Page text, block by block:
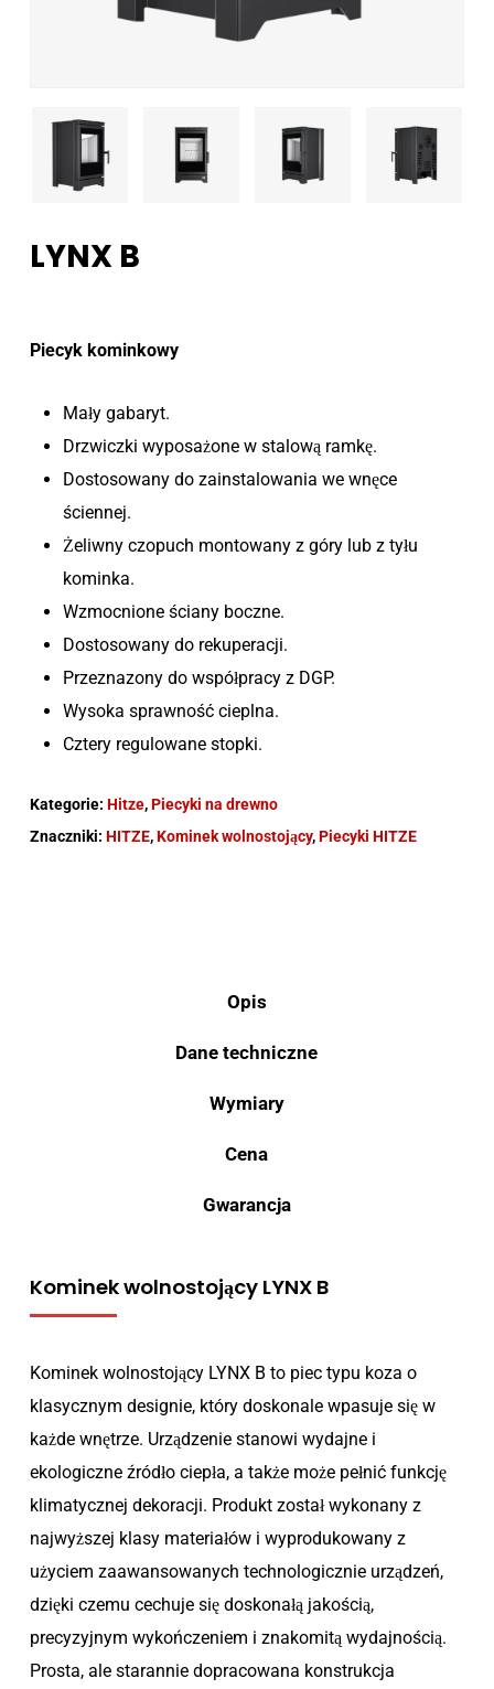
LYNX B
Piecyk kominkowy
Mały gabaryt.
Drzwiczki wyposażone w stalową ramkę.
Dostosowany do zainstalowania we wnęce
ściennej.
Żeliwny czopuch montowany z góry lub z tyłu
kominka.
Wzmocnione ściany boczne.
Dostosowany do rekuperacji.
Przeznazony do współpracy z DGP.
Wysoka sprawność cieplna.
Cztery regulowane stopki.
Kategorie: Hitze,Piecyki na drewno
Znaczniki: HITZE,Kominek wolnostojący,Piecyki HITZE
Opis
Dane techniczne
Wymiary
Cena
Gwarancja
Kominek wolnostojący LYNX B
Kominek wolnostojący LYNX B to piec typu koza o
klasycznym designie, który doskonale wpasuje się w
każde wnętrze. Urządzenie stanowi wydajne i
ekologiczne źródło ciepła, a także może pełnić funkcję
klimatycznej dekoracji. Produkt został wykonany z
najwyższej klasy materiałów i wyprodukowany z
użyciem zaawansowanych technologicznie urządzeń,
dzięki czemu cechuje się doskonałą jakością,
precyzyjnym wykończeniem i znakomitą wydajnością.
Prosta, ale starannie dopracowana konstrukcja